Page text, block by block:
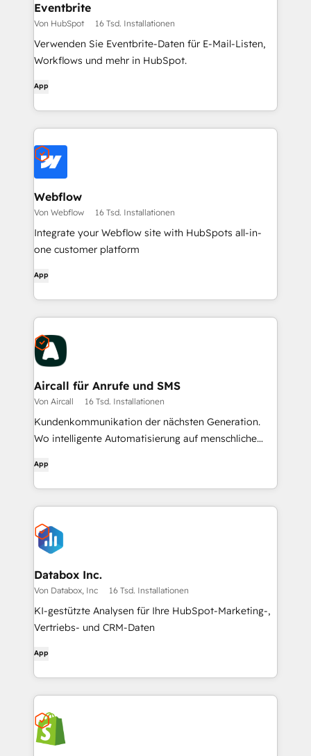
Eventbrite
Von HubSpot 16 Tsd. Installationen
Verwenden Sie Eventbrite-Daten für E-Mail-Listen,
Workflows und mehr in HubSpot.
App
Webflow
Von Webflow 16 Tsd. Installationen
Integrate your Webflow site with HubSpots all-in-
one customer platform
App
Aircall für Anrufe und SMS
Von Aircall 16 Tsd. Installationen
Kundenkommunikation der nächsten Generation.
Wo intelligente Automatisierung auf menschliche
App
Databox Inc.
Von Databox, Inc 16 Tsd. Installationen
KI-gestützte Analysen für Ihre HubSpot-Marketing-,
Vertriebs- und CRM-Daten
App